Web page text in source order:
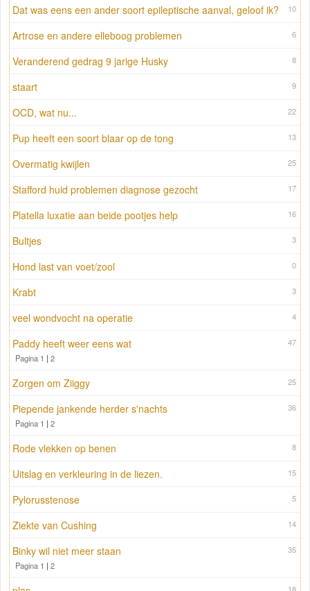
10
Dat was eens een ander soort epileptische aanval, geloof ik?
6
Artrose en andere elleboog problemen
8
Veranderend gedrag 9 jarige Husky
9
staart
22
OCD, wat nu...
13
Pup heeft een soort blaar op de tong
25
Overmatig kwijlen
17
Stafford huid problemen diagnose gezocht
16
Platella luxatie aan beide pootjes help
3
Bultjes
0
Hond last van voet/zool
3
Krabt
4
veel wondvocht na operatie
47
Paddy heeft weer eens wat
Pagina 1 | 2
25
Zorgen om Ziiggy
36
Piepende jankende herder s'nachts
Pagina 1 | 2
8
Rode vlekken op benen
15
Uitslag en verkleuring in de liezen.
5
Pylorusstenose
14
Ziekte van Cushing
35
Binky wil niet meer staan
Pagina 1 | 2